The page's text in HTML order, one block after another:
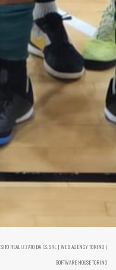
SITO REALIZZATO DA I.S. SRL | WEB AGENCY TORINO |
SOFTWARE HOUSE TORINO